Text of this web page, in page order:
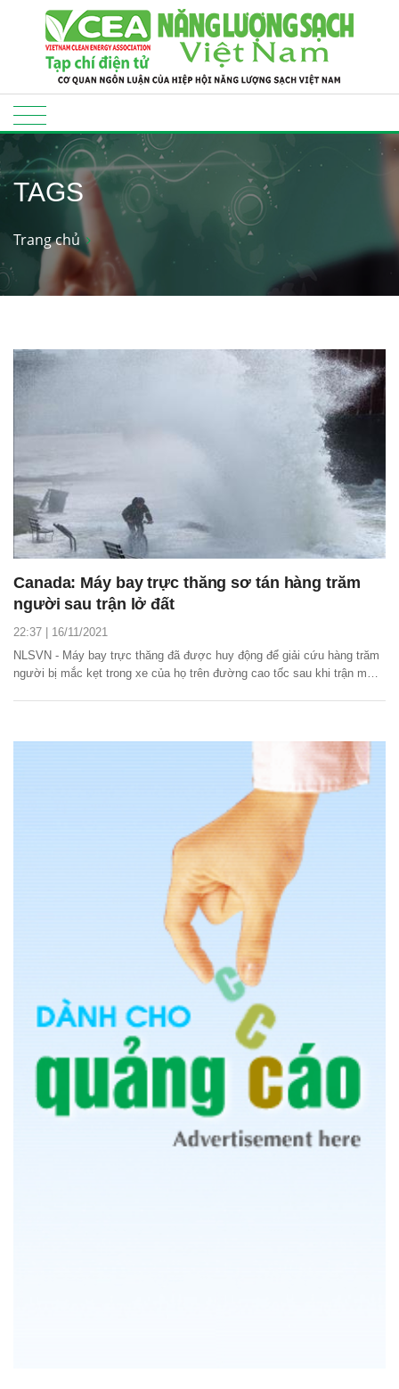
TAGS
Trang chủ
Canada: Máy bay trực thăng sơ tán hàng trăm
người sau trận lở đất
22:37 | 16/11/2021
NLSVN - Máy bay trực thăng đã được huy động để giải cứu hàng trăm
người bị mắc kẹt trong xe của họ trên đường cao tốc sau khi trận mưa